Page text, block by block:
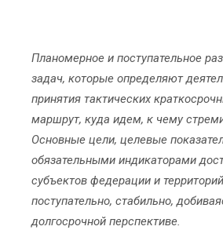
Планомерное и поступательное
задач, которые определяют
принятия тактических
маршрут, куда идем, к чему
Основные цели, целевые
обязательными индикаторами
субъектов федерации и
поступательно, стабильно,
долгосрочной перспективе.